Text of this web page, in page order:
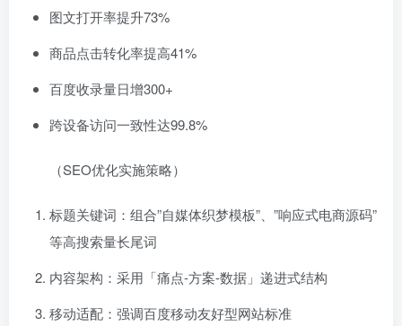
图文打开率提升73%
商品点击转化率提高41%
百度收录量日增300+
跨设备访问一致性达99.8%
（SEO优化实施策略）
标题关键词：组合”自媒体织梦模板”、”响应式电商源码”
等高搜索量长尾词
内容架构：采用「痛点-方案-数据」递进式结构
移动适配：强调百度移动友好型网站标准